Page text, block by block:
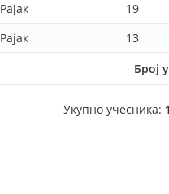
Број
19
13
Укупно учесника: